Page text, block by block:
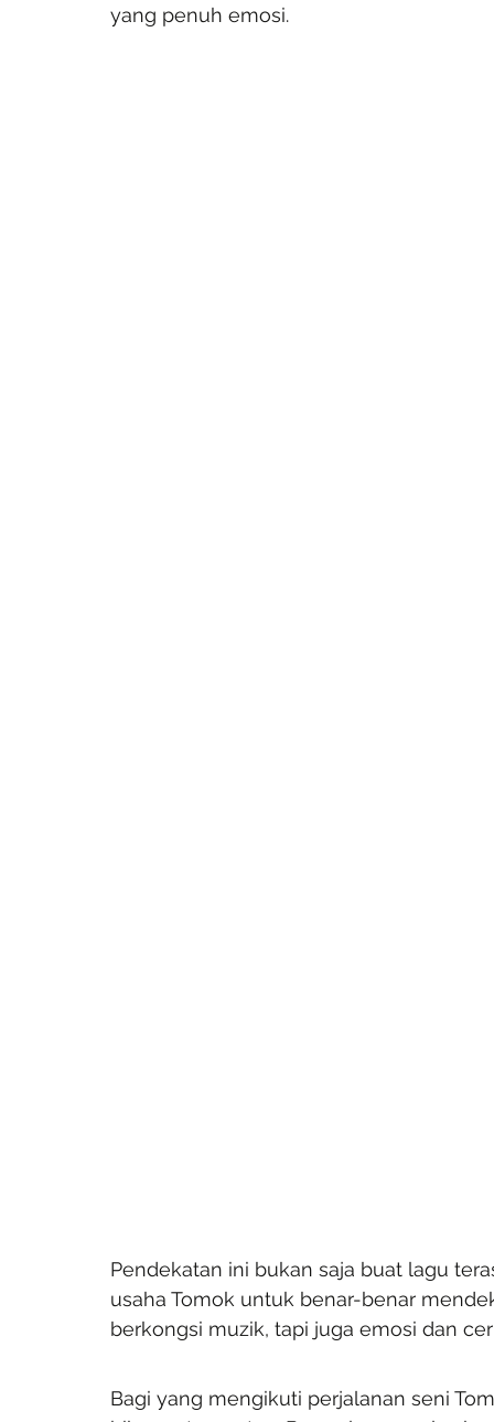
yang penuh emosi.
Pendekatan ini bukan saja buat lagu
usaha Tomok untuk benar-benar
berkongsi muzik, tapi juga emosi dan
Bagi yang mengikuti perjalanan seni